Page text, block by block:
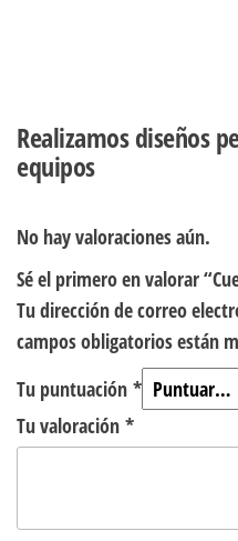
Realizamos diseños
equipos
No hay valoraciones aún.
Sé el primero en valorar
Tu dirección de correo
campos obligatorios están
Tu puntuación *
Tu valoración *